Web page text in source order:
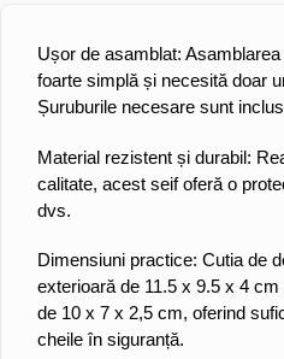
Ușor de asamblat:
foarte simplă și necesită doar
Șuruburile necesare sunt
Material rezistent și durabil:
calitate, acest seif oferă o
dvs.
Dimensiuni practice: Cutia de
exterioară de 11.5 x 9.5 x 4
de 10 x 7 x 2,5 cm, oferind
cheile în siguranță.